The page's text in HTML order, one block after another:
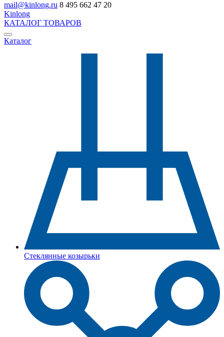
mail@kinlong.ru 8 495 662 47 20
Kinlong
КАТАЛОГ ТОВАРОВ
Каталог
Стеклянные козырьки